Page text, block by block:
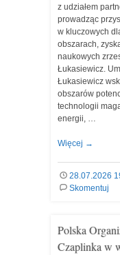
z udziałem
prowadząc
w kluczowych
obszarach,
naukowych
Łukasiewicz.
Łukasiewicz
obszarów
technologii
energii, …
Więcej →
28.07.2026
Skomentuj
Polska
Czaplinka w